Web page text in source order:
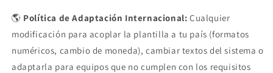
🌎 Política de Adaptación Internacional: Cualquier
modificación para acoplar la plantilla a tu país (formatos
numéricos, cambio de moneda), cambiar textos del sistema o
adaptarla para equipos que no cumplen con los requisitos